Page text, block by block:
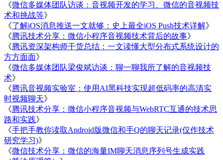
《微信多媒体团队访谈：音视频开发的学习、微信的音视频技
术和挑战等》
《了解iOS消息推送一文就够：史上最全iOS Push技术详解》
《腾讯技术分享：微信小程序音视频技术背后的故事》
《腾讯资深架构师干货总结：一文读懂大型分布式系统设计的
方方面面》
《微信多媒体团队梁俊斌访谈：聊一聊我所了解的音视频技
术》
《腾讯音视频实验室：使用AI黑科技实现超低码率的高清实
时视频聊天》
《腾讯技术分享：微信小程序音视频与WebRTC互通的技术思
路和实践》
《手把手教你读取Android版微信和手Q的聊天记录(仅作技术
研究学习)》
《微信技术分享：微信的海量IM聊天消息序列号生成实践